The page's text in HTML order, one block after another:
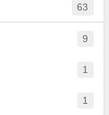
63
9
1
1